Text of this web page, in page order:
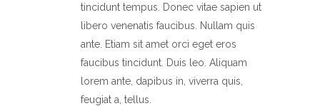
tincidunt tempus. Donec vitae sapien ut
libero venenatis faucibus. Nullam quis
ante. Etiam sit amet orci eget eros
faucibus tincidunt. Duis leo. Aliquam
lorem ante, dapibus in, viverra quis,
feugiat a, tellus.